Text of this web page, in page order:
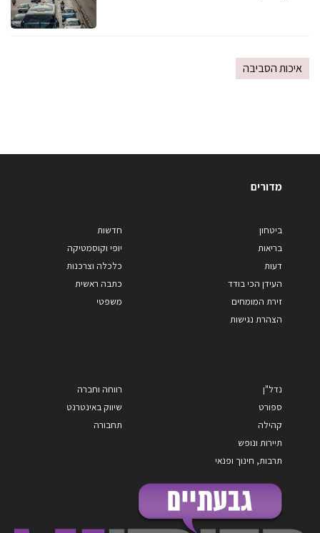
איכות הסביבה
מדורים
ביטחון
בריאות
דעות
העידן הכי בודד
זירת המומחים
הצהרת נגישות
חדשות
יופי וקוסמטיקה
כלכלה וצרכנות
כתבה ראשית
משפטי
נדל"ן
ספורט
קהילה
תיירות ונופש
תרבות, חינוך ופנאי
רווחה וחברה
שיווק באינטרנט
תחבורה